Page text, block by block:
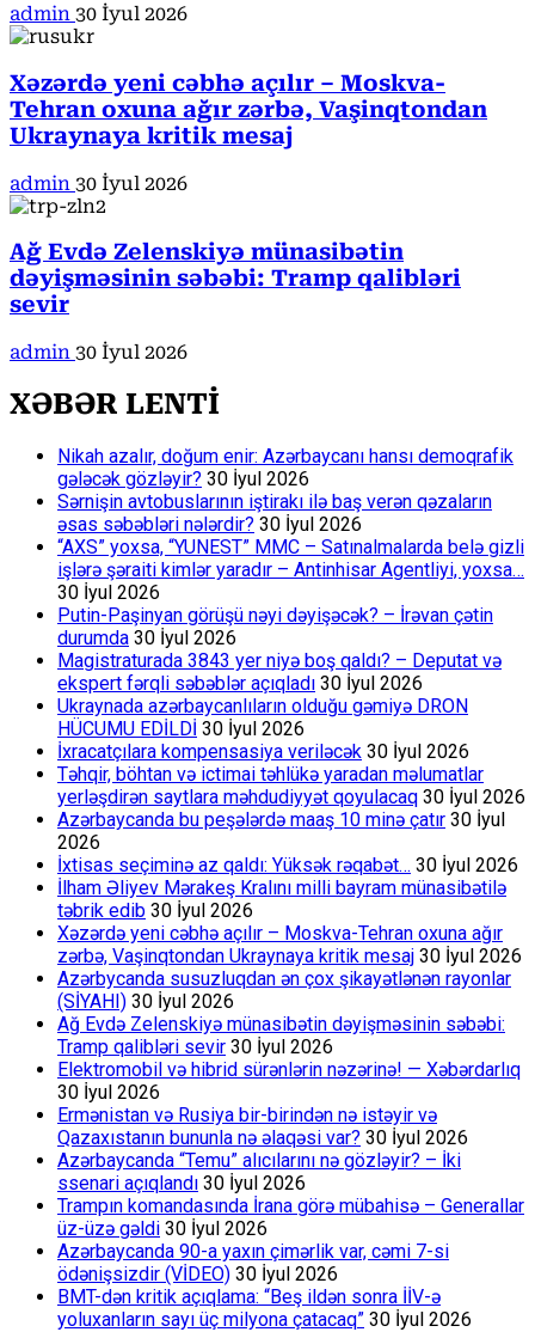
admin 30 İyul 2026
Xəzərdə yeni cəbhə açılır – Moskva-
Tehran oxuna ağır zərbə, Vaşinqtondan
Ukraynaya kritik mesaj
admin 30 İyul 2026
Ağ Evdə Zelenskiyə münasibətin
dəyişməsinin səbəbi: Tramp qalibləri
sevir
admin 30 İyul 2026
XƏBƏR LENTİ
Nikah azalır, doğum enir: Azərbaycanı hansı demoqrafik
gələcək gözləyir? 30 İyul 2026
Sərnişin avtobuslarının iştirakı ilə baş verən qəzaların
əsas səbəbləri nələrdir? 30 İyul 2026
“AXS” yoxsa, “YUNEST” MMC – Satınalmalarda belə gizli
işlərə şəraiti kimlər yaradır – Antinhisar Agentliyi, yoxsa…
30 İyul 2026
Putin-Paşinyan görüşü nəyi dəyişəcək? – İrəvan çətin
durumda 30 İyul 2026
Magistraturada 3843 yer niyə boş qaldı? – Deputat və
ekspert fərqli səbəblər açıqladı 30 İyul 2026
Ukraynada azərbaycanlıların olduğu gəmiyə DRON
HÜCUMU EDİLDİ 30 İyul 2026
İxracatçılara kompensasiya veriləcək 30 İyul 2026
Təhqir, böhtan və ictimai təhlükə yaradan məlumatlar
yerləşdirən saytlara məhdudiyyət qoyulacaq 30 İyul 2026
Azərbaycanda bu peşələrdə maaş 10 minə çatır 30 İyul
2026
İxtisas seçiminə az qaldı: Yüksək rəqabət… 30 İyul 2026
İlham Əliyev Mərakeş Kralını milli bayram münasibətilə
təbrik edib 30 İyul 2026
Xəzərdə yeni cəbhə açılır – Moskva-Tehran oxuna ağır
zərbə, Vaşinqtondan Ukraynaya kritik mesaj 30 İyul 2026
Azərbycanda susuzluqdan ən çox şikayətlənən rayonlar
(SİYAHI) 30 İyul 2026
Ağ Evdə Zelenskiyə münasibətin dəyişməsinin səbəbi:
Tramp qalibləri sevir 30 İyul 2026
Elektromobil və hibrid sürənlərin nəzərinə! — Xəbərdarlıq
30 İyul 2026
Ermənistan və Rusiya bir-birindən nə istəyir və
Qazaxıstanın bununla nə əlaqəsi var? 30 İyul 2026
Azərbaycanda “Temu” alıcılarını nə gözləyir? – İki
ssenari açıqlandı 30 İyul 2026
Trampın komandasında İrana görə mübahisə – Generallar
üz-üzə gəldi 30 İyul 2026
Azərbaycanda 90-a yaxın çimərlik var, cəmi 7-si
ödənişsizdir (VİDEO) 30 İyul 2026
BMT-dən kritik açıqlama: “Beş ildən sonra İİV-ə
yoluxanların sayı üç milyona çatacaq” 30 İyul 2026